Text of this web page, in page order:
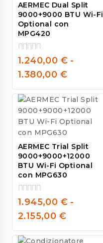
AERMEC Dual Split
9000+9000 BTU Wi-Fi
Optional con
MPG420
0
out
of
5
1.240,00 € -
1.380,00 €
AERMEC Trial Split
9000+9000+12000
BTU Wi-Fi Optional
con MPG630
0
out
of
5
1.945,00 € -
2.155,00 €